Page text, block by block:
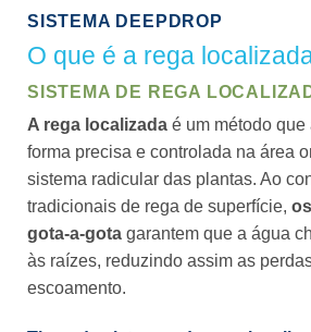
SISTEMA DEEPDROP
O que é a rega
SISTEMA DE REGA
A rega localizada é um método
forma precisa e controlada na área
sistema radicular das plantas. Ao
tradicionais de rega de superfície,
gota-a-gota garantem que a água
às raízes, reduzindo assim as
escoamento.